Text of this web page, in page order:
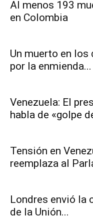
Al menos 193
en Colombia
Un muerto en los
por la enmienda...
Venezuela: El
habla de «golpe
Tensión en
reemplaza al
Londres envió la
de la Unión...